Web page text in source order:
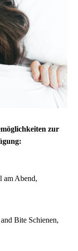
zur
am Abend,
Bite Schienen,